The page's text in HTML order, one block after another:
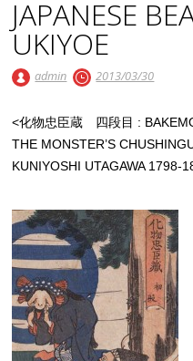
JAPANESE
UKIYOE
admin 2013/03/30
<化物忠臣蔵 四段目 :
THE MONSTER’S
KUNIYOSHI UTAGAWA 1798-